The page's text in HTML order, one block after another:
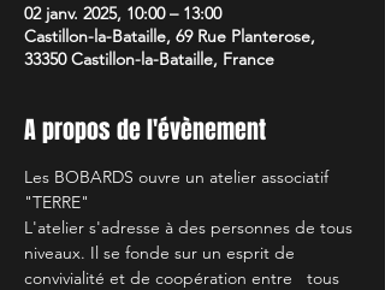
02 janv. 2025, 10:00 – 13:00
Castillon-la-Bataille, 69 Rue Planterose,
33350 Castillon-la-Bataille, France
A propos de l'évènement
Les BOBARDS ouvre un atelier associatif
"TERRE"
L'atelier s'adresse à des personnes de tous
niveaux. Il se fonde sur un esprit de
convivialité et de coopération entre   tous